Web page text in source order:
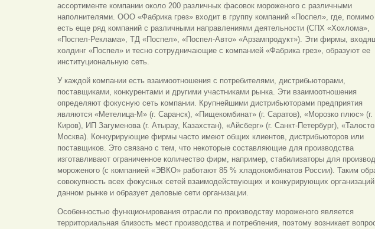
ассортименте компании около 200 различных фасовок мороженого с различными
наполнителями. ООО «Фабрика грез» входит в группу компаний «Поспел», где, помимо
есть еще ряд компаний с различными направлениями деятельности (СПХ «Хохлома»,
«Поспел-Реклама», ТД «Поспел», «Поспел-Авто» «Арзампродукт»). Эти фирмы,
холдинг «Поспел» и тесно сотрудничающие с компанией «Фабрика грез», образуют ее
институциональную сеть.
У каждой компании есть взаимоотношения с потребителями, дистрибьюторами,
поставщиками, конкурентами и другими участниками рынка. Эти взаимоотношения
определяют фокусную сеть компании. Крупнейшими дистрибьюторами предприятия
являются «Метелица-М» (г. Саранск), «Пищекомбинат» (г. Саратов), «Морозко плюс» (г.
Киров), ИП Загуменова (г. Атырау, Казахстан), «Айсберг» (г. Санкт-Петербург),
Москва). Конкурирующие фирмы часто имеют общих клиентов, дистрибьюторов или
поставщиков. Это связано с тем, что некоторые составляющие для производства
изготавливают ограниченное количество фирм, например, стабилизаторы для
мороженого (с компанией «ЭВКО» работают 85 % хладокомбинатов России). Таким
совокупность всех фокусных сетей взаимодействующих и конкурирующих
данном рынке и образует деловые сети организации.
Особенностью функционирования отрасли по производству мороженого является
территориальная близость мест производства и потребления, поэтому возникает